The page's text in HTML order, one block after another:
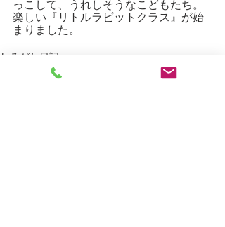
っこして、うれしそうなこどもたち。
楽しい『リトルラビットクラス』が始
まりました。
しろがね日記